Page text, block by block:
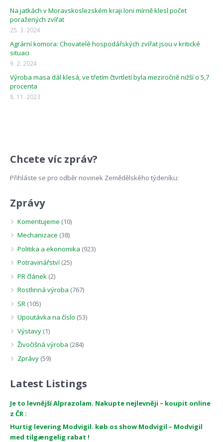
Na jatkách v Moravskoslezském kraji loni mírně klesl počet
poražených zvířat
25. 3. 2024
Agrární komora: Chovatelé hospodářských zvířat jsou v kritické
situaci
9. 2. 2024
Výroba masa dál klesá, ve třetím čtvrtletí byla meziročně nižší o 5,7
procenta
8. 11. 2023
Chcete víc zpráv?
Přihláste se pro odběr novinek Zemědělského týdeníku:
Zprávy
Komentujeme (10)
Mechanizace (38)
Politika a ekonomika (923)
Potravinářství (25)
PR článek (2)
Rostlinná výroba (767)
SR (105)
Upoutávka na číslo (53)
Výstavy (1)
Živočišná výroba (284)
Zprávy (59)
Latest Listings
Je to levnější Alprazolam. Nakupte nejlevněji – koupit online
z ČR :
Hurtig levering Modvigil. køb os show Modvigil – Modvigil
med tilgængelig rabat !